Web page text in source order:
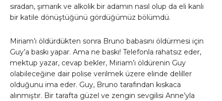
sıradan, şımarık ve alkolik bir adamın nasıl olup da eli kanlı
bir katile dönüştüğünü gördüğümüz bölümdü.
Miriam’ı öldürdükten sonra Bruno babasını öldürmesi için
Guy’a baskı yapar. Ama ne baskı! Telefonla rahatsız eder,
mektup yazar, cevap bekler, Miriam’ı öldürenin Guy
olabileceğine dair polise verilmek üzere elinde deliller
olduğunu ima eder. Guy, Bruno tarafından kıskaca
alınmıştır. Bir tarafta güzel ve zengin sevgilisi Anne’yla